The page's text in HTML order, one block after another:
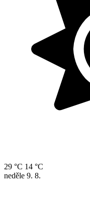
29 °C 14 °C
neděle 9. 8.